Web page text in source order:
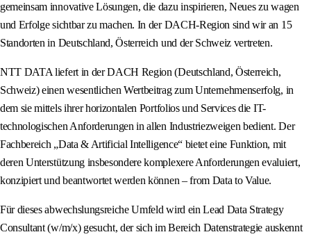
gemeinsam innovative Lösungen, die dazu inspirieren, Neues zu wagen
und Erfolge sichtbar zu machen. In der DACH-Region sind wir an 15
Standorten in Deutschland, Österreich und der Schweiz vertreten.
NTT DATA liefert in der DACH Region (Deutschland, Österreich,
Schweiz) einen wesentlichen Wertbeitrag zum Unternehmenserfolg, in
dem sie mittels ihrer horizontalen Portfolios und Services die IT-
technologischen Anforderungen in allen Industriezweigen bedient. Der
Fachbereich „Data & Artificial Intelligence“ bietet eine Funktion, mit
deren Unterstützung insbesondere komplexere Anforderungen evaluiert,
konzipiert und beantwortet werden können – from Data to Value.
Für dieses abwechslungsreiche Umfeld wird ein Lead Data Strategy
Consultant (w/m/x) gesucht, der sich im Bereich Datenstrategie auskennt